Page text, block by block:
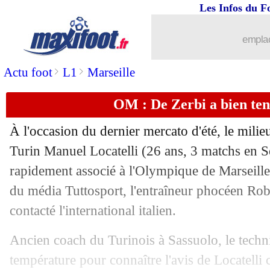
Actu foot> L1 > Marseille
Les Infos du
OM : De Zerbi a bien
À l'occasion du dernier mercato d'été, le
Turin Manuel Locatelli (26 ans, 3 matchs en
rapidement associé à l'Olympique de
du média Tuttosport, l'entraîneur phocéen
contacté l'international italien.
Ancien coach du Turinois à Sassuolo, le
température pour connaître l'avis de Locatelli
: Maupay sent une alchimie
09/09 EdF: Digne, plus qu'une roue de
09/09 Barça: Flick a refusé trois départs cet
09/09 Brésil: Neymar, Rodrygo en rajoute
09/09 Liverpool : Van Dijk prêt à prolonger
09/09 OM: De Zerbi justifie les départs
: Atal va rebondir au Qatar